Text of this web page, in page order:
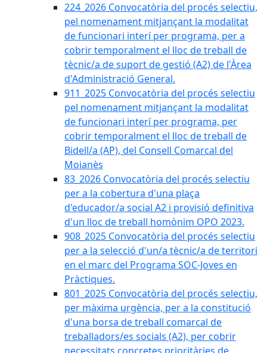
224_2026 Convocatòria del procés selectiu,
pel nomenament mitjançant la modalitat
de funcionari interí per programa, per a
cobrir temporalment el lloc de treball de
tècnic/a de suport de gestió (A2) de l'Àrea
d'Administració General.
911_2025 Convocatòria del procés selectiu
pel nomenament mitjançant la modalitat
de funcionari interí per programa, per
cobrir temporalment el lloc de treball de
Bidell/a (AP), del Consell Comarcal del
Moianès
83_2026 Convocatòria del procés selectiu
per a la cobertura d'una plaça
d'educador/a social A2 i provisió definitiva
d'un lloc de treball homònim OPO 2023.
908_2025 Convocatòria del procés selectiu
per a la selecció d'un/a tècnic/a de territori
en el marc del Programa SOC-Joves en
Pràctiques.
801_2025 Convocatòria del procés selectiu,
per màxima urgència, per a la constitució
d'una borsa de treball comarcal de
treballadors/es socials (A2), per cobrir